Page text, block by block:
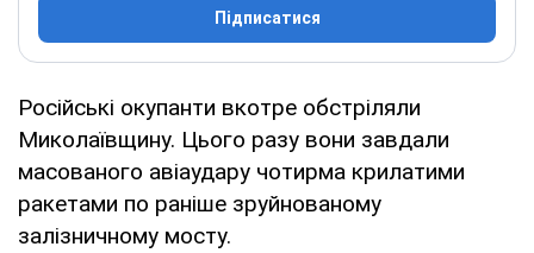
Підписатися
Російські окупанти вкотре обстріляли
Миколаївщину. Цього разу вони завдали
масованого авіаудару чотирма крилатими
ракетами по раніше зруйнованому
залізничному мосту.